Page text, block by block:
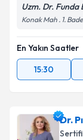
Uzm. Dr. Funda
Konak Mah . 1.
En Yakın Saatler
15:30
Dr.